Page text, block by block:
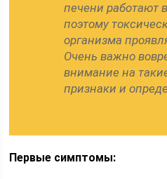
печени работают
поэтому
организма
Очень важно
внимание на
признаки и
Первые симптомы: